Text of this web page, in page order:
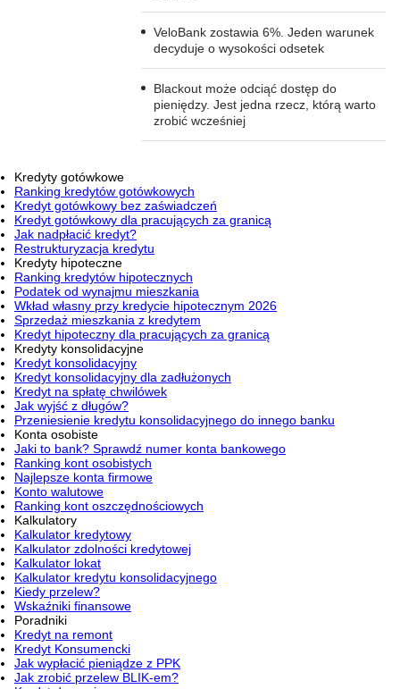
VeloBank zostawia 6%. Jeden warunek
decyduje o wysokości odsetek
Blackout może odciąć dostęp do
pieniędzy. Jest jedna rzecz, którą warto
zrobić wcześniej
Kredyty gotówkowe
Ranking kredytów gotówkowych
Kredyt gotówkowy bez zaświadczeń
Kredyt gotówkowy dla pracujących za granicą
Jak nadpłacić kredyt?
Restrukturyzacja kredytu
Kredyty hipoteczne
Ranking kredytów hipotecznych
Podatek od wynajmu mieszkania
Wkład własny przy kredycie hipotecznym 2026
Sprzedaż mieszkania z kredytem
Kredyt hipoteczny dla pracujących za granicą
Kredyty konsolidacyjne
Kredyt konsolidacyjny
Kredyt konsolidacyjny dla zadłużonych
Kredyt na spłatę chwilówek
Jak wyjść z długów?
Przeniesienie kredytu konsolidacyjnego do innego banku
Konta osobiste
Jaki to bank? Sprawdź numer konta bankowego
Ranking kont osobistych
Najlepsze konta firmowe
Konto walutowe
Ranking kont oszczędnościowych
Kalkulatory
Kalkulator kredytowy
Kalkulator zdolności kredytowej
Kalkulator lokat
Kalkulator kredytu konsolidacyjnego
Kiedy przelew?
Wskaźniki finansowe
Poradniki
Kredyt na remont
Kredyt Konsumencki
Jak wypłacić pieniądze z PPK
Jak zrobić przelew BLIK-em?